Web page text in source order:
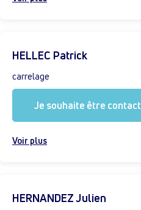
HELLEC Patrick
carrelage
Je souhaite être
Voir plus
HERNANDEZ Julien